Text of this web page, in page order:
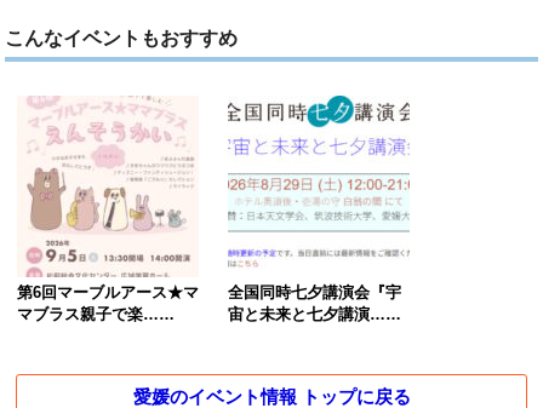
こんなイベントもおすすめ
第6回マーブルアース★マ
マブラス親子で楽……
全国同時七夕講演会『宇
宙と未来と七夕講演……
愛媛のイベント情報 トップに戻る